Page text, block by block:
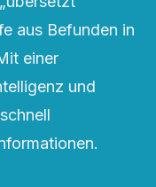
aus Befunden in
einer
und